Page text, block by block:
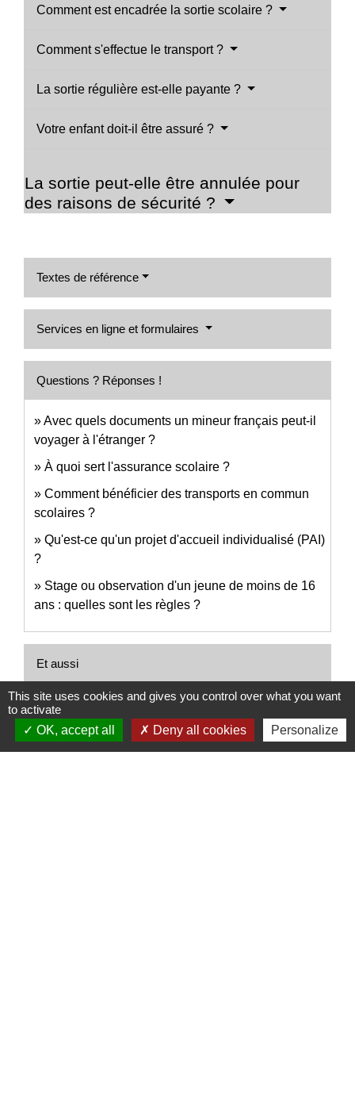
Comment est encadrée la sortie scolaire ?
Comment s'effectue le transport ?
La sortie régulière est-elle payante ?
Votre enfant doit-il être assuré ?
La sortie peut-elle être annulée pour
des raisons de sécurité ?
Textes de référence
Services en ligne et formulaires
Questions ? Réponses !
Avec quels documents un mineur français peut-il
voyager à l'étranger ?
À quoi sert l'assurance scolaire ?
Comment bénéficier des transports en commun
scolaires ?
Qu'est-ce qu'un projet d'accueil individualisé (PAI)
?
Stage ou observation d'un jeune de moins de 16
ans : quelles sont les règles ?
Et aussi
Autorisation de sortie du territoire (AST)
Étranger - Europe
Sortie ou voyage scolaires au collège et au lycée
This site uses cookies and gives you control over what you want
to activate
OK, accept all
Deny all cookies Personalize